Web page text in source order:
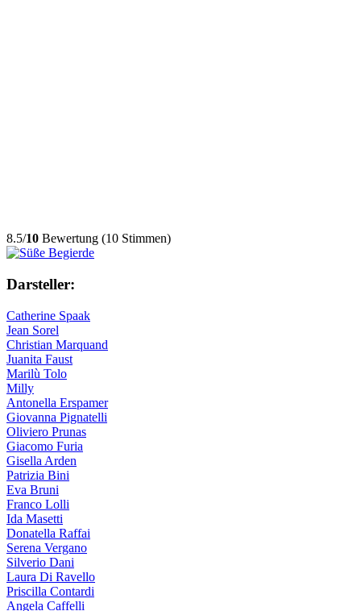
8.5/10 Bewertung (10 Stimmen)
Darsteller:
Catherine Spaak
Jean Sorel
Christian Marquand
Juanita Faust
Marilù Tolo
Milly
Antonella Erspamer
Giovanna Pignatelli
Oliviero Prunas
Giacomo Furia
Gisella Arden
Patrizia Bini
Eva Bruni
Franco Lolli
Ida Masetti
Donatella Raffai
Serena Vergano
Silverio Dani
Laura Di Ravello
Priscilla Contardi
Angela Caffelli